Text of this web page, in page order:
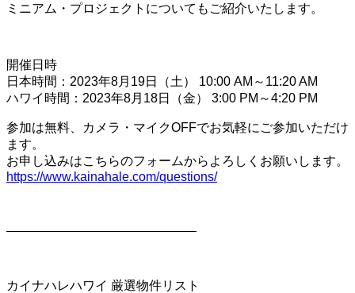
ミニアム・プロジェクトについてもご紹介いたします。
開催日時
日本時間：2023年8月19日（土） 10:00 AM～11:20 AM
ハワイ時間：2023年8月18日（金） 3:00 PM～4:20 PM
参加は無料、カメラ・マイクOFFでお気軽にご参加いただけ
ます。
お申し込みはこちらのフォームからよろしくお願いします。
https://www.kainahale.com/questions/
———————————————
カイナハレハワイ 厳選物件リスト